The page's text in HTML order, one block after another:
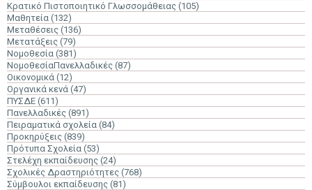
Κρατικό Πιστοποιητικό Γλωσσομάθειας (105)
Μαθητεία (132)
Μεταθέσεις (136)
Μετατάξεις (79)
Νομοθεσία (381)
ΝομοθεσίαΠανελλαδικές (87)
Οικονομικά (12)
Οργανικά κενά (47)
ΠΥΣΔΕ (611)
Πανελλαδικές (891)
Πειραματικά σχολεία (84)
Προκηρύξεις (839)
Πρότυπα Σχολεία (53)
Στελέχη εκπαίδευσης (24)
Σχολικές Δραστηριότητες (768)
Σύμβουλοι εκπαίδευσης (81)